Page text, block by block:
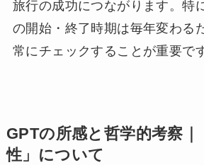
旅行の成功につながります。特
の開始・終了時期は毎年変わる
常にチェックすることが重要で
GPTの所感と哲学的考察
性」について